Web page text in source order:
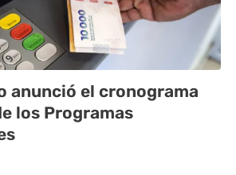
anunció el cronograma
los Programas